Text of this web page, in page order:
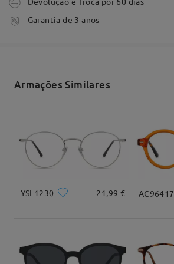
Forma do rosto: Comprimento:
Ler todos os
Comentários
tempo de processamento
Entrega
Garantia de 3 anos
Armações Similares
YSL1230 21,99 € AC96417